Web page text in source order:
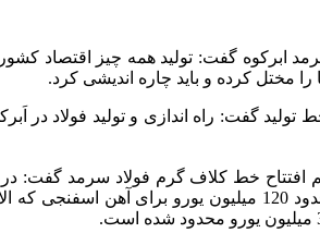
ابرکوه گفت: تولید همه چیز اقتصاد
مختل کرده و باید چاره اندیشی کرد.
گفت: راه اندازی و تولید فولاد در